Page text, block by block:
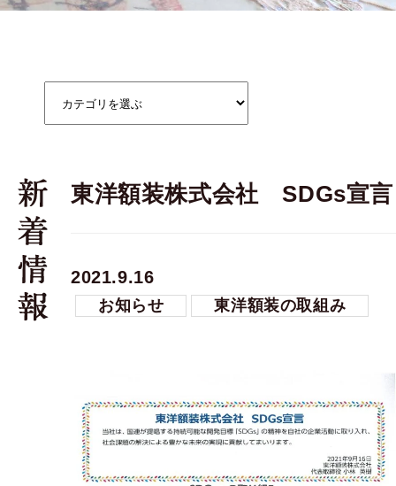
東洋額装株式会社 SDGs宣言
2021.9.16
お知らせ 東洋額装の取組み